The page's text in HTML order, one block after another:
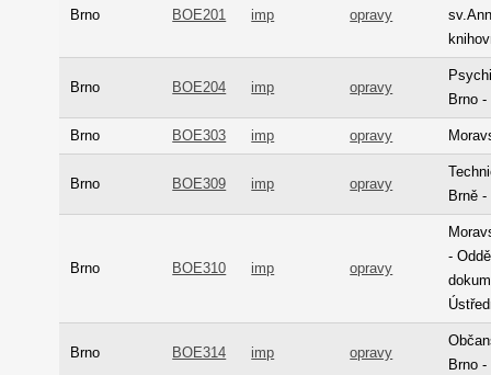
Brno BOE201 imp opravy
Brno BOE204 imp opravy
Brno
Brno BOE303 imp opravy
Brno BOE309 imp opravy
Brně
Brno BOE310 imp opravy
-
Brno BOE314 imp opravy
Brno